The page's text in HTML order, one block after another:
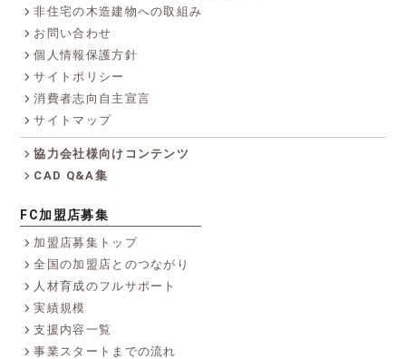
非住宅の木造建物への取組み
お問い合わせ
個人情報保護方針
サイトポリシー
消費者志向自主宣言
サイトマップ
協力会社様向けコンテンツ
CAD Q&A集
FC加盟店募集
加盟店募集トップ
全国の加盟店とのつながり
人材育成のフルサポート
実績規模
支援内容一覧
事業スタートまでの流れ